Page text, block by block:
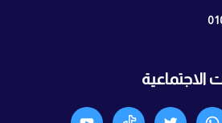
الاجتماعية
واتساب TikTok
Youtyube